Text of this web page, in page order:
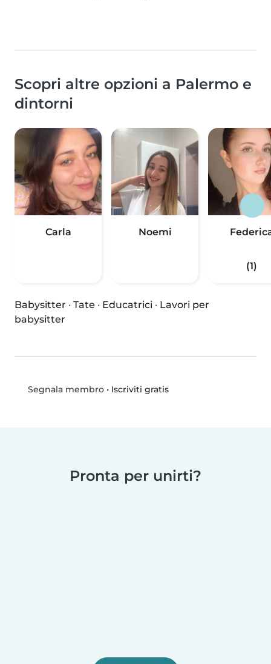
Scopri altre opzioni a Palermo e
dintorni
Carla Noemi
(1)
Babysitter · Tate · Educatrici · Lavori per
babysitter
Segnala membro• Iscriviti gratis
Pronta per unirti?